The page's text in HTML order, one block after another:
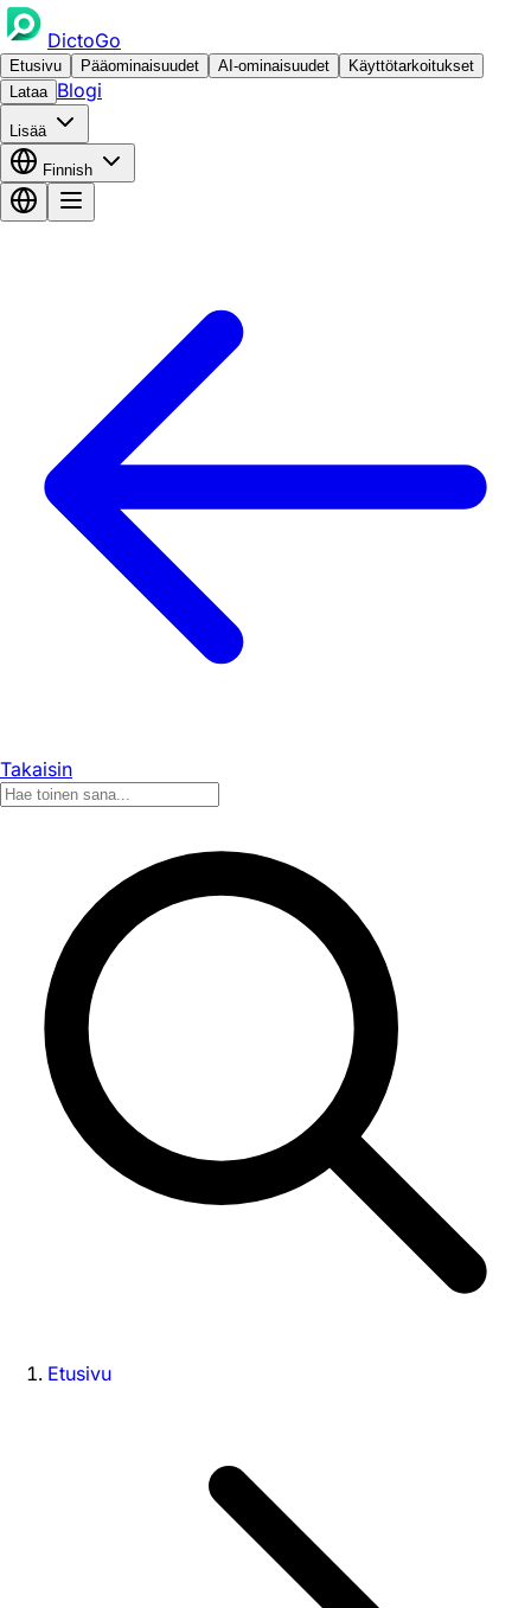
DictoGo
Etusivu Pääominaisuudet AI-ominaisuudet
Käyttötarkoitukset
Lataa Blogi
Lisää
Finnish
Takaisin
Etusivu